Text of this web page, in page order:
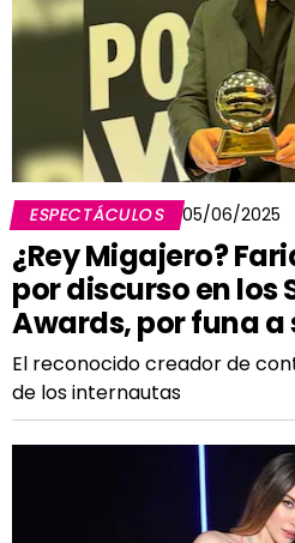
ESPECTÁCULOS 05/06/2025
¿Rey Migajero?
por discurso en los
Awards, por funa a
El reconocido creador de
de los internautas